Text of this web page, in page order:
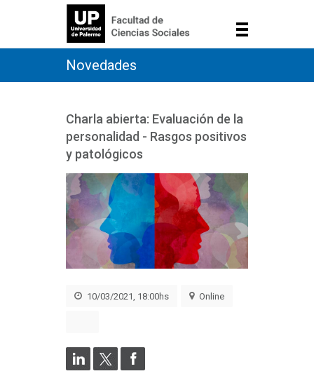
Novedades
Charla abierta: Evaluación de la
personalidad - Rasgos positivos
y patológicos
10/03/2021, 18:00hs Online